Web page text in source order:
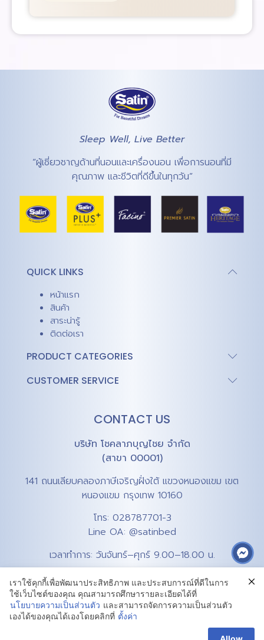
Sleep Well, Live Better
“ผู้เชี่ยวชาญด้านที่นอนและเครื่องนอน เพื่อการนอนที่มี
คุณภาพ และชีวิตที่ดีขึ้นในทุกวัน”
QUICK LINKS
หน้าแรก
สินค้า
สาระน่ารู้
ติดต่อเรา
PRODUCT CATEGORIES
CUSTOMER SERVICE
CONTACT US
บริษัท โชคลาภบุญไชย จำกัด
(สาขา 00001)
141 ถนนเลียบคลองภาษีเจริญฝั่งใต้ แขวงหนองแขม เขต
หนองแขม กรุงเทพ 10160
โทร: 028787701-3
Line OA: @satinbed
เวลาทำการ: วันจันทร์–ศุกร์ 9.00–18.00 น.
Privacy PolicyTerms & Conditions
เราใช้คุกกี้เพื่อพัฒนาประสิทธิภาพ และประสบการณ์ที่ดีในการ
ใช้เว็บไซต์ของคุณ คุณสามารถศึกษารายละเอียดได้ที่
นโยบายความเป็นส่วนตัว และสามารถจัดการความเป็นส่วนตัว
เองได้ของคุณได้เองโดยคลิกที่ ตั้งค่า